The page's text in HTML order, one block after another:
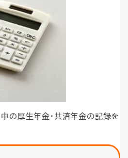
の厚生年金・共済年金の記録を